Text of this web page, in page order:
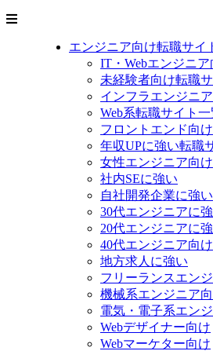
エンジニア向け転職サイ
IT・Webエンジニア
未経験者向け転職
インフラエンジニ
Web系転職サイト一
フロントエンド向け
年収UPに強い転職
女性エンジニア向け
社内SEに強い
自社開発企業に強い
30代エンジニアに
20代エンジニアに
40代エンジニア向け
地方求人に強い
フリーランスエン
機械系エンジニア
電気・電子系エン
Webデザイナー向け
Webマーケター向け